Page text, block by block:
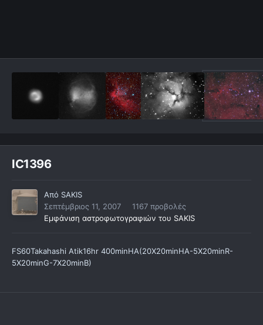
IC1396
Από SAKIS
Σεπτέμβριος 11, 2007
1167 προβολές
Εμφάνιση αστροφωτογραφιών του SAKIS
FS60Takahashi Atik16hr 400minHA(20X20minHA-5X20minR-
5X20minG-7X20minB)